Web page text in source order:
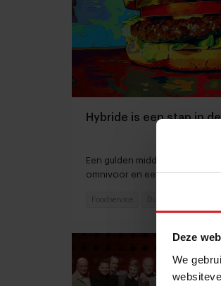
Deze
We
Hybride is een stap in
Een gulden middenweg
omnivoor en een plant-based
Foodservice